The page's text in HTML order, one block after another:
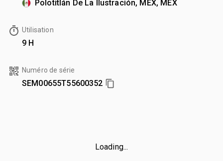
Polotitlán De La Ilustración, MEX, MEX
Utilisation
9 H
Numéro de série
SEM00655T55600352
Loading...